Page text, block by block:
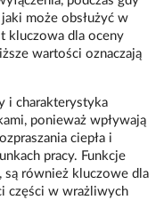
może obsłużyć w
kluczowa dla oceny
wartości oznaczają
i charakterystyka
ponieważ wpływają
ciepła i
pracy. Funkcje
są również kluczowe dla
części w wrażliwych